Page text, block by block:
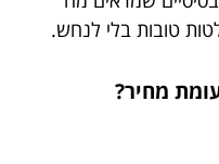
טובות בלי לנחש.
מחיר?